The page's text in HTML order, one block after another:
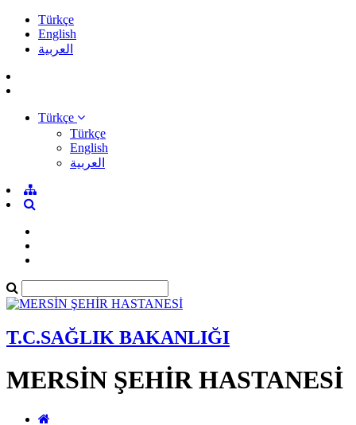
Türkçe
English
العربية
Türkçe
Türkçe
English
العربية
T.C.SAĞLIK BAKANLIĞI
MERSİN ŞEHİR HASTANESİ